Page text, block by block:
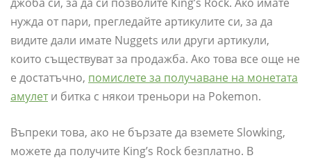
нужда от пари, прегледайте артикулите си, за да
видите дали имате Nuggets или други артикули,
които съществуват за продажба. Ако това все още не
е достатъчно, помислете за получаване на монетата
амулети битка с някои треньори на Pokemon.
Въпреки това, ако не бързате да вземете Slowking,
можете да получите King’s Rock безплатно. В